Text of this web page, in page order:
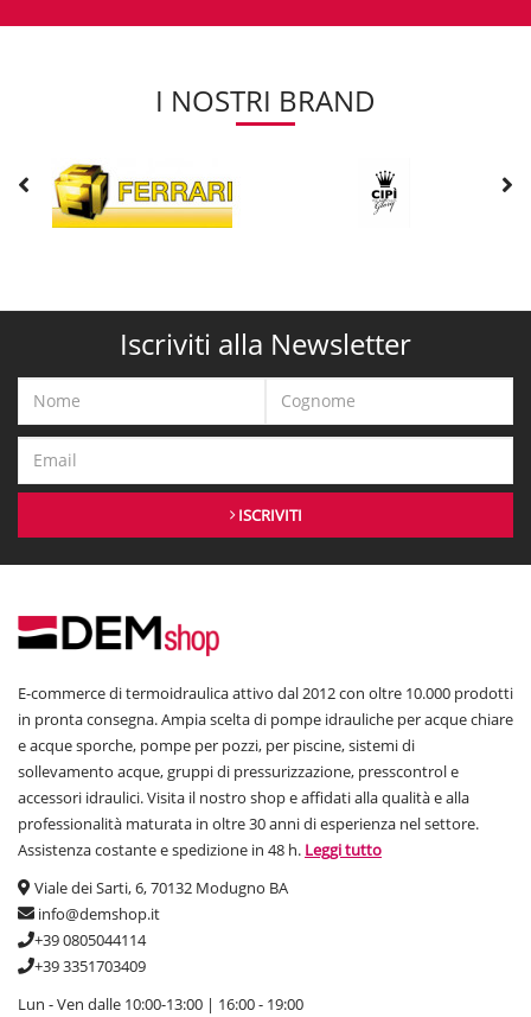
I NOSTRI BRAND
Iscriviti alla Newsletter
ISCRIVITI
E-commerce di termoidraulica attivo dal 2012 con oltre 10.000 prodotti
in pronta consegna. Ampia scelta di pompe idrauliche per acque chiare
e acque sporche, pompe per pozzi, per piscine, sistemi di
sollevamento acque, gruppi di pressurizzazione, presscontrol e
accessori idraulici. Visita il nostro shop e affidati alla qualità e alla
professionalità maturata in oltre 30 anni di esperienza nel settore.
Assistenza costante e spedizione in 48 h. Leggi tutto
Viale dei Sarti, 6, 70132 Modugno BA
info@demshop.it
+39 0805044114
+39 3351703409
Lun - Ven dalle 10:00-13:00 | 16:00 - 19:00